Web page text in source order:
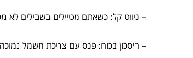
– ניווט קל: כשאתם מטיילים בשבילים לא
– חיסכון בכוח: פנס עם צריכת חשמל